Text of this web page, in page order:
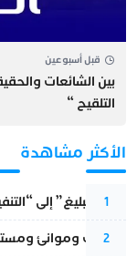
قبل أسبوعين
بين الشائعات
التلقيح “
الأكثر مشاهدة
1
من “التبليغ” إلى
2
قطارات وموانئ ومستشفيات..